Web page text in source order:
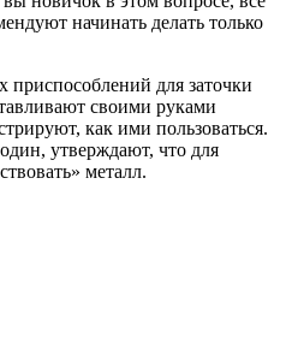
начинать делать только
приспособлений для заточки
своими руками
как ими пользоваться.
утверждают, что для
металл.